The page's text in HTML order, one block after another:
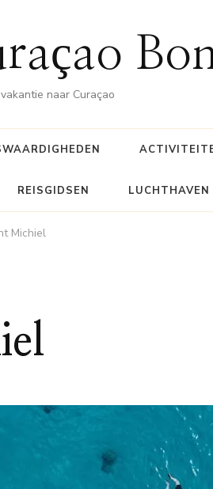
naar Curaçao
REISGIDSEN
Michiel